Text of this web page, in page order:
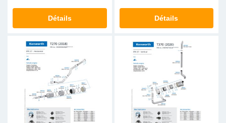
Détails Détails